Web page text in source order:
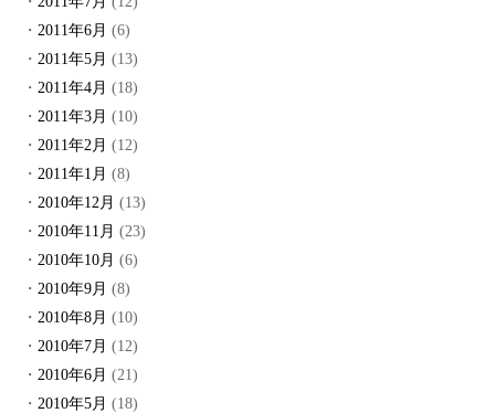
2011年6月 (6)
2011年5月 (13)
2011年4月 (18)
2011年3月 (10)
2011年2月 (12)
2011年1月 (8)
2010年12月 (13)
2010年11月 (23)
2010年10月 (6)
2010年9月 (8)
2010年8月 (10)
2010年7月 (12)
2010年6月 (21)
2010年5月 (18)